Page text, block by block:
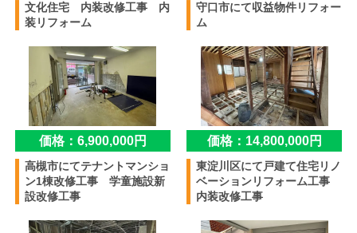
文化住宅 内装改修工事 内
装リフォーム
守口市にて収益物件リフォー
ム
価格：6,900,000円
高槻市にてテナントマンショ
ン1棟改修工事 学童施設新
設改修工事
価格：14,800,000円
東淀川区にて戸建て住宅リノ
ベーションリフォーム工事
内装改修工事